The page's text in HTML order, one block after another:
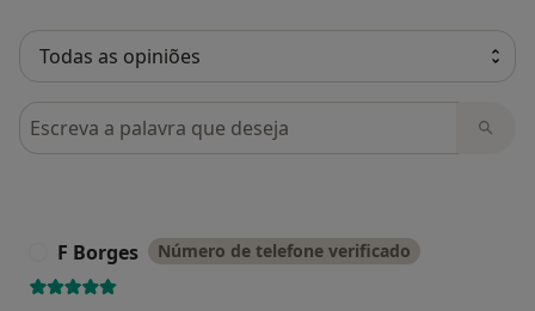
Pesquisar em opiniões
F Borges Número de telefone verificado